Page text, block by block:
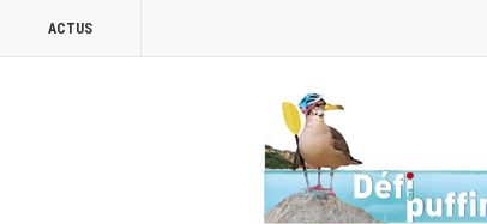
ACTUS